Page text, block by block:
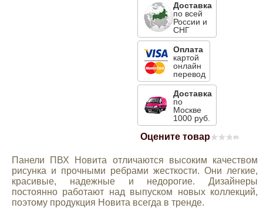
Доставка
по всей
России и
СНГ
Оплата
картой
онлайн
перевод
Доставка
по
Москве
1000 руб.
Оцените товар (0)
Панели ПВХ Новита отличаются высоким качеством
рисунка и прочными ребрами жесткости. Они легкие,
красивые, надежные и недорогие. Дизайнеры
постоянно работают над выпуском новых коллекций,
поэтому продукция Новита всегда в тренде.
Suzuki
Toyota